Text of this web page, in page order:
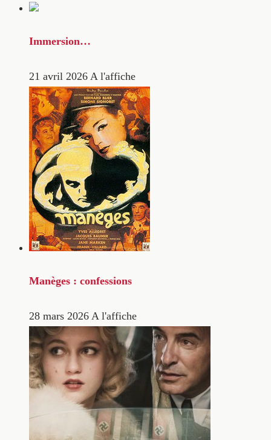
Immersion…
21 avril 2026 A l'affiche
Manèges : confessions
28 mars 2026 A l'affiche